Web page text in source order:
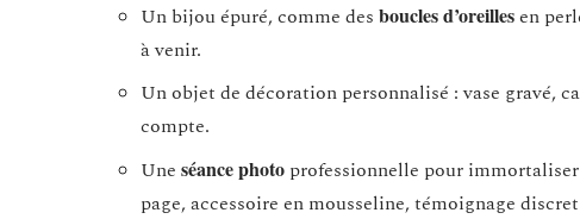
Un bijou épuré, comme des boucles d’oreillesen
à venir.
Un objet de décoration personnalisé : vase gravé,
compte.
Une séance photo professionnelle pour
page, accessoire en mousseline, témoignage